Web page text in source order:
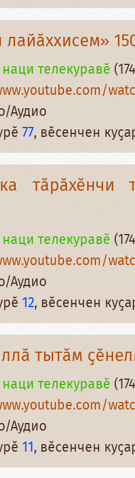
лайӑххисем»
телекуравӗ
Аудио
77, вӗсенчен
телекуравӗ
Аудио
12, вӗсенчен
тытӑм
телекуравӗ
Аудио
11, вӗсенчен